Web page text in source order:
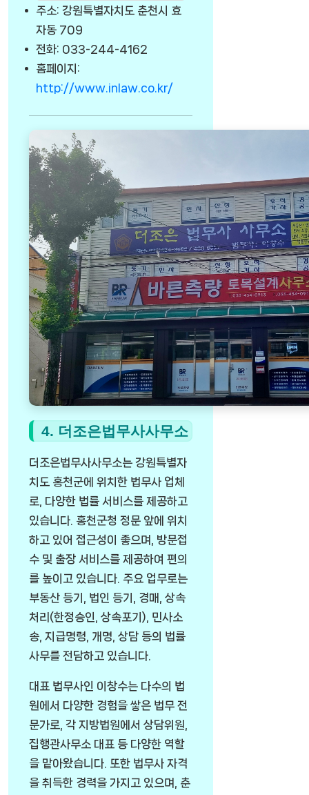
주소: 강원특별자치도 춘천시 효
자동 709
전화: 033-244-4162
홈페이지:
http://www.inlaw.co.kr/
4. 더조은법무사사무소
더조은법무사사무소는 강원특별자
치도 홍천군에 위치한 법무사 업체
로, 다양한 법률 서비스를 제공하고
있습니다. 홍천군청 정문 앞에 위치
하고 있어 접근성이 좋으며, 방문접
수 및 출장 서비스를 제공하여 편의
를 높이고 있습니다. 주요 업무로는
부동산 등기, 법인 등기, 경매, 상속
처리(한정승인, 상속포기), 민사소
송, 지급명령, 개명, 상담 등의 법률
사무를 전담하고 있습니다.
대표 법무사인 이창수는 다수의 법
원에서 다양한 경험을 쌓은 법무 전
문가로, 각 지방법원에서 상담위원,
집행관사무소 대표 등 다양한 역할
을 맡아왔습니다. 또한 법무사 자격
을 취득한 경력을 가지고 있으며, 춘